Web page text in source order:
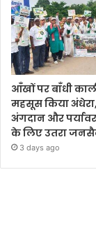
आँखों पर बाँधी
महसूस किया
अंगदान और
के लिए उतरा
3 days ago